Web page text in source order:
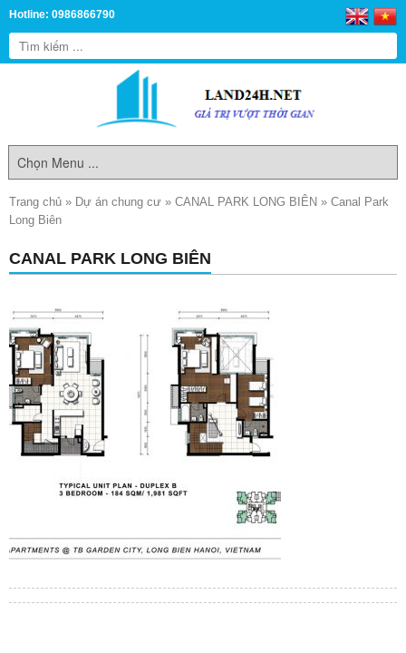
Hotline: 0986866790
Trang chủ » Dự án chung cư » CANAL PARK LONG BIÊN » Canal Park
Long Biên
CANAL PARK LONG BIÊN